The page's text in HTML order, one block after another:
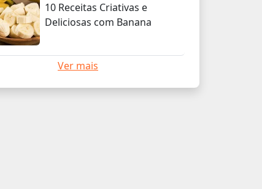
10 Receitas Criativas e
Deliciosas com Banana
Ver mais